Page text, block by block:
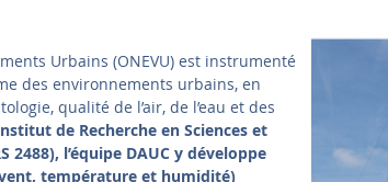
Urbains (ONEVU) est instrumenté
des environnements urbains, en
qualité de l’air, de l’eau et des
de Recherche en Sciences et
2488), l’équipe DAUC y développe
température et humidité)